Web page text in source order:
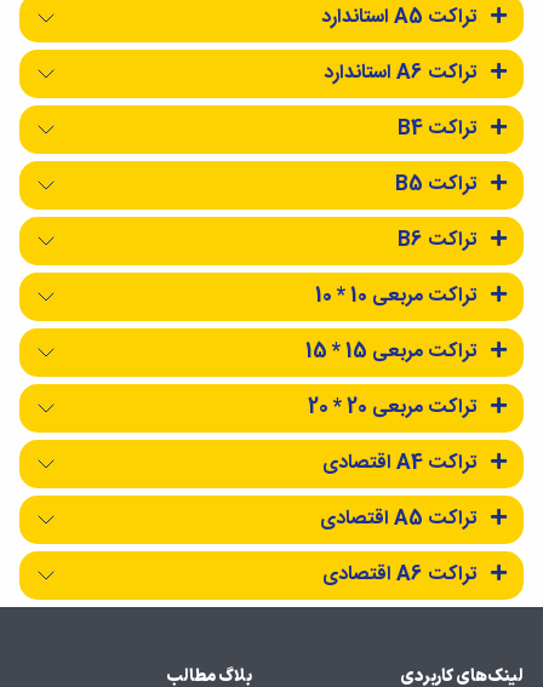
تراکت A5 استاندارد
تراکت A6 استاندارد
تراکت B4
تراکت B5
تراکت B6
تراکت مربعی 10 * 10
تراکت مربعی 15 * 15
تراکت مربعی 20 * 20
تراکت A4 اقتصادی
تراکت A5 اقتصادی
تراکت A6 اقتصادی
لینک‌های کاربردی بلاگ مطالب